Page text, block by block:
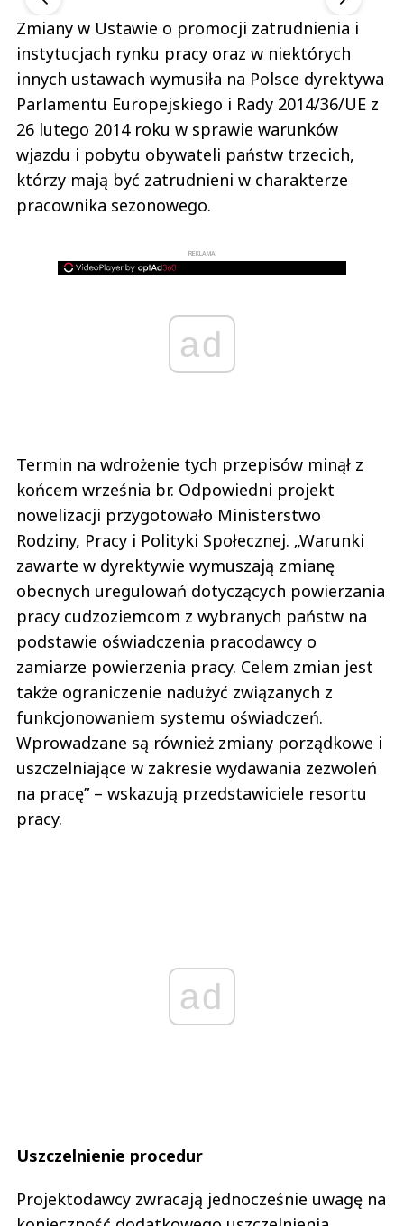
Zmiany w Ustawie o promocji zatrudnienia i
instytucjach rynku pracy oraz w niektórych
innych ustawach wymusiła na Polsce dyrektywa
Parlamentu Europejskiego i Rady 2014/36/UE z
26 lutego 2014 roku w sprawie warunków
wjazdu i pobytu obywateli państw trzecich,
którzy mają być zatrudnieni w charakterze
pracownika sezonowego.
REKLAMA
ad
Termin na wdrożenie tych przepisów minął z
końcem września br. Odpowiedni projekt
nowelizacji przygotowało Ministerstwo
Rodziny, Pracy i Polityki Społecznej. „Warunki
zawarte w dyrektywie wymuszają zmianę
obecnych uregulowań dotyczących powierzania
pracy cudzoziemcom z wybranych państw na
podstawie oświadczenia pracodawcy o
zamiarze powierzenia pracy. Celem zmian jest
także ograniczenie nadużyć związanych z
funkcjonowaniem systemu oświadczeń.
Wprowadzane są również zmiany porządkowe i
uszczelniające w zakresie wydawania zezwoleń
na pracę” – wskazują przedstawiciele resortu
pracy.
ad
Uszczelnienie procedur
Projektodawcy zwracają jednocześnie uwagę na